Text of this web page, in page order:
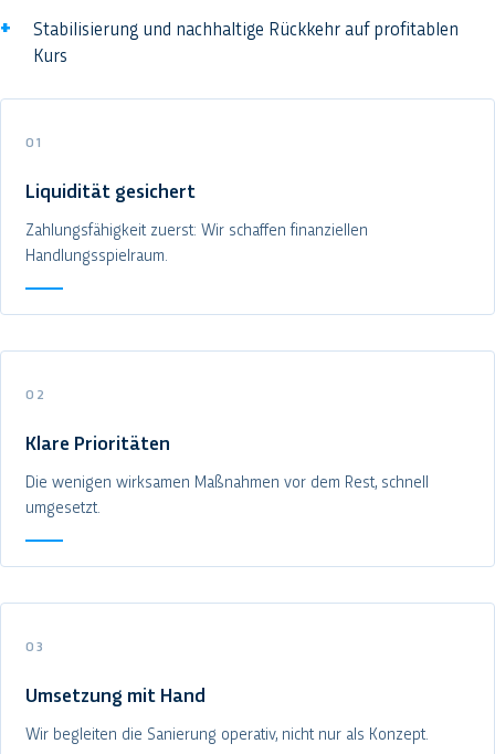
Stabilisierung und nachhaltige Rückkehr auf profitablen
Kurs
01
Liquidität gesichert
Zahlungsfähigkeit zuerst: Wir schaffen finanziellen
Handlungsspielraum.
02
Klare Prioritäten
Die wenigen wirksamen Maßnahmen vor dem Rest, schnell
umgesetzt.
03
Umsetzung mit Hand
Wir begleiten die Sanierung operativ, nicht nur als Konzept.